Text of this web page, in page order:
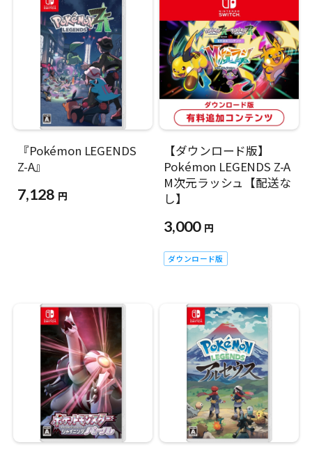
『Pokémon LEGENDS
Z-A』
7,128 円
【ダウンロード版】
Pokémon LEGENDS Z-A
M次元ラッシュ【配送な
し】
3,000 円
ダウンロード版